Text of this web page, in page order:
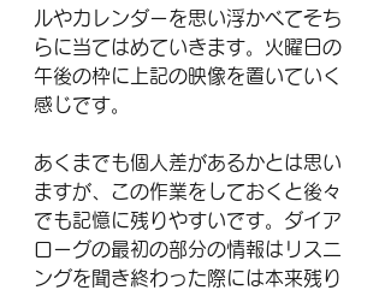
ルやカレンダーを思い浮かべてそち
らに当てはめていきます。火曜日の
午後の枠に上記の映像を置いていく
感じです。
あくまでも個人差があるかとは思い
ますが、この作業をしておくと後々
でも記憶に残りやすいです。ダイア
ローグの最初の部分の情報はリスニ
ングを聞き終わった際には本来残り